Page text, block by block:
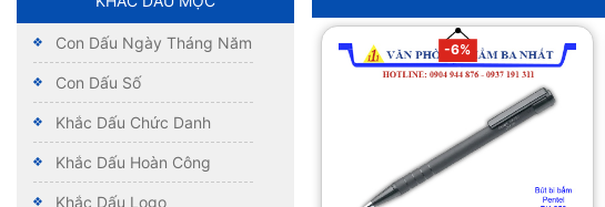
Con Dấu Ngày Tháng Năm
Con Dấu Số
Khắc Dấu Chức Danh
Khắc Dấu Hoàn Công
Khắc Dấu Logo
-6%